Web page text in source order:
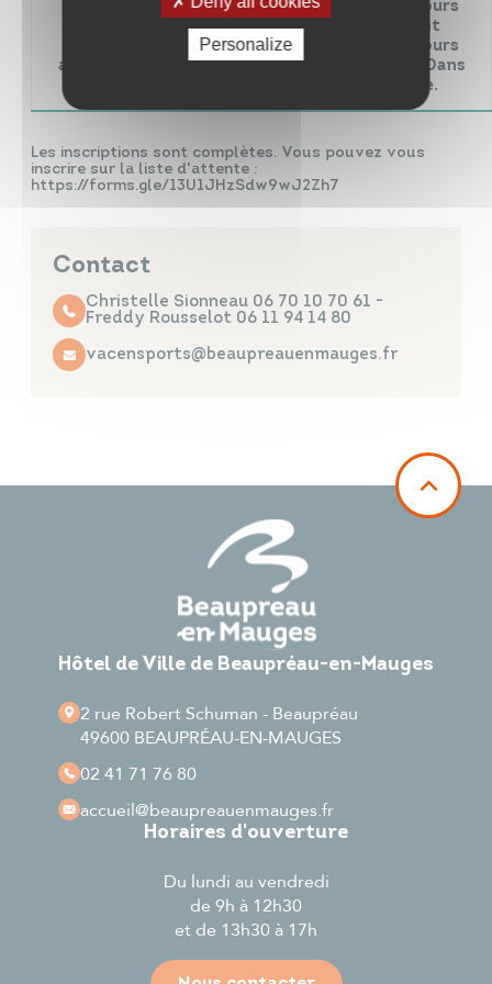
très rapidement avec une piscine aux alentours
de Beaupréau, la piscine Aqua’Mauges étant
fermée. Le certificat est à fournir sous 15 jours
aux éducateurs et ainsi valider l’inscription. Dans
le cas contraire, l’inscription sera refusée.
Les inscriptions sont complètes. Vous pouvez vous
inscrire sur la liste d'attente :
https://forms.gle/13U1JHzSdw9wJ2Zh7
Contact
Christelle Sionneau 06 70 10 70 61 -
Freddy Rousselot 06 11 94 14 80
vacensports@beaupreauenmauges.fr
Hôtel de Ville de Beaupréau-en-Mauges
2 rue Robert Schuman - Beaupréau
49600 BEAUPRÉAU-EN-MAUGES
02 41 71 76 80
accueil@beaupreauenmauges.fr
Horaires d'ouverture
Du lundi au vendredi
de 9h à 12h30
et de 13h30 à 17h
Personalize